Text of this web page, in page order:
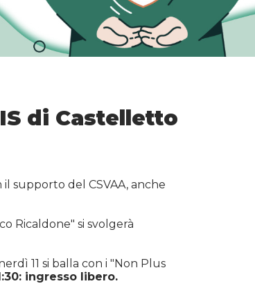
di Castelletto
supporto del CSVAA, anche
Ricaldone" si svolgerà
11 si balla con i "Non Plus
ingresso libero.